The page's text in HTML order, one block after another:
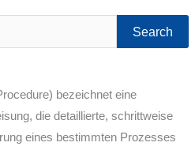
bezeichnet eine
die detaillierte, schrittweise
eines bestimmten Prozesses